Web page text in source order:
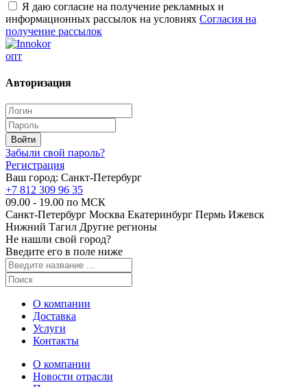
Я даю согласие на получение рекламных и
информационных рассылок на условиях Согласия на
получение рассылок
опт
Авторизация
Забыли свой пароль?
Регистрация
Ваш город: Санкт-Петербург
+7 812 309 96 35
09.00 - 19.00 по МСК
Санкт-Петербург Москва Екатеринбург Пермь Ижевск
Нижний Тагил Другие регионы
Не нашли свой город?
Введите его в поле ниже
О компании
Доставка
Услуги
Контакты
О компании
Новости отрасли